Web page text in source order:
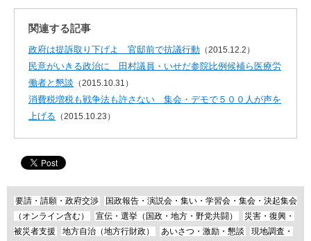
関連する記事
政府は提訴取り下げよ 官邸前で抗議行動 （2015.12.2）
民意がいきる政治に 田村議員・いせだ参院比例候補ら医療労
働者と懇談 （2015.10.31）
消費税増税も戦争法も許さない 集会・デモで５００人が声を
上げる （2015.10.23）
要請・請願・政府交渉
国政報告・演説会・集い・学習会・集会・決起集会
（オンライン含む）
宣伝・選挙（国政・地方・野党共闘）
災害・復興・
被災者支援
地方自治（地方行財政） あいさつ・激励・懇談
現地調査・